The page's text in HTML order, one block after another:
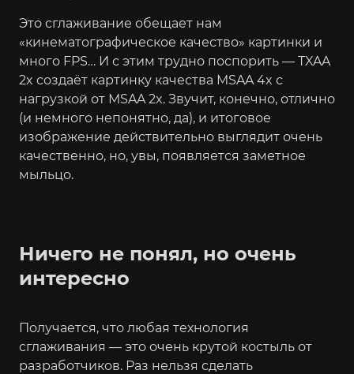
Это сглаживание обещает нам
«кинематографическое качество» картинки и
много FPS… И с этим трудно поспорить — TXAA
2x создаёт картинку качества MSAA 4x с
нагрузкой от MSAA 2x. Звучит, конечно, отлично
(и немного непонятно, да), и итоговое
изображение действительно выглядит очень
качественно, но, увы, появляется заметное
мыльцо.
Ничего не понял, но очень
интересно
Получается, что любая технология
сглаживания — это очень крутой костыль от
разработчиков. Раз нельзя сделать